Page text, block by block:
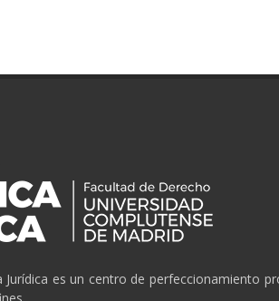
Jurídica es un centro de perfeccionamiento